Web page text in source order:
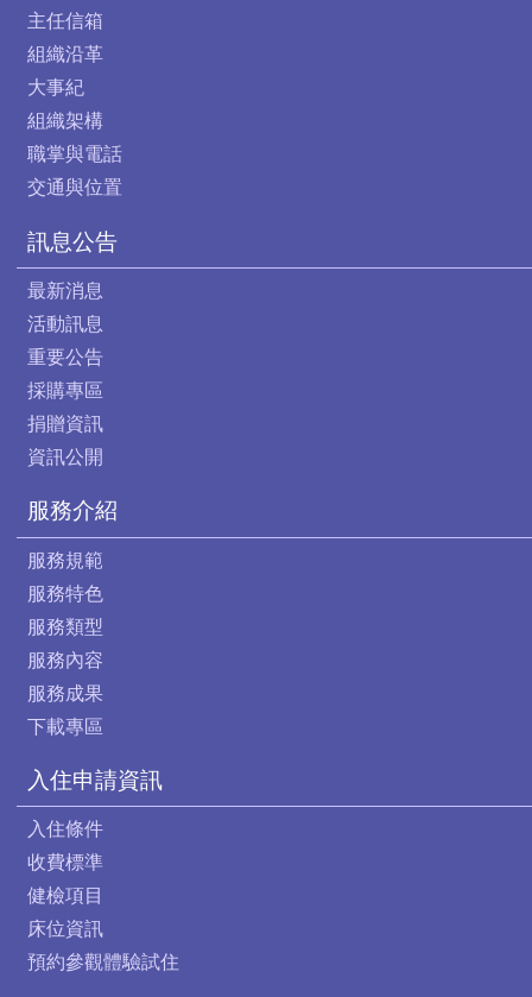
主任信箱
組織沿革
大事紀
組織架構
職掌與電話
交通與位置
訊息公告
最新消息
活動訊息
重要公告
採購專區
捐贈資訊
資訊公開
服務介紹
服務規範
服務特色
服務類型
服務內容
服務成果
下載專區
入住申請資訊
入住條件
收費標準
健檢項目
床位資訊
預約參觀體驗試住